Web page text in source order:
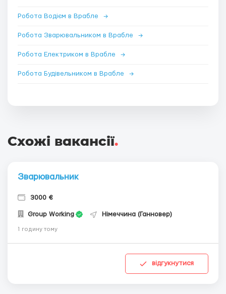
Робота Водієм в Врабле →
Робота Зварювальником в Врабле →
Робота Електриком в Врабле →
Робота Будівельником в Врабле →
Схожі вакансії.
Зварювальник
3000 €
Group Working Німеччина (Ганновер)
1 годину тому
відгукнутися